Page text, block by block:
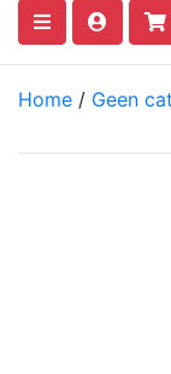
Home / Geen